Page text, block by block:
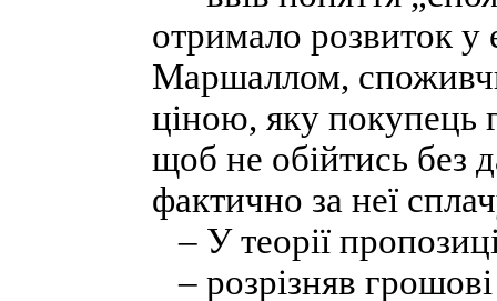
отримало розвиток у
Маршаллом,
ціною, яку покупець
щоб не обійтись без
фактично за неї
– У теорії
– розрізняв